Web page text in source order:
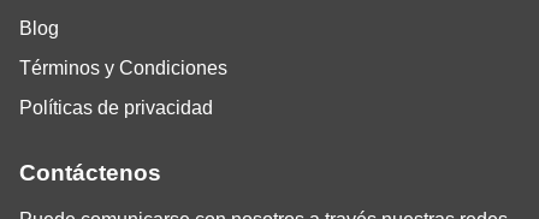
Blog
Términos y Condiciones
Políticas de privacidad
Contáctenos